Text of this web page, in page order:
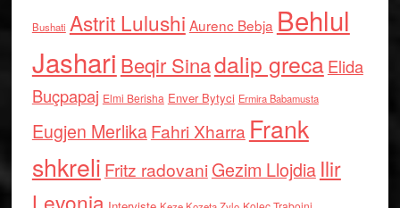
Bushati Astrit Lulushi Aurenc Bebja Behlul
Jashari Beqir Sinadalip grecaElida
Buçpapaj Elmi Berisha Enver Bytyci Ermira Babamusta
Eugjen MerlikaFahri Xharra Frank
shkreli Fritz radovaniGezim Llojdia Ilir
Levonja